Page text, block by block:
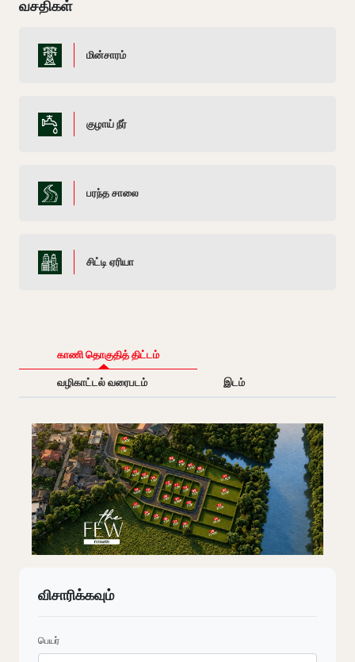
வசதிகள்
மின்சாரம்
குழாய் நீர்
பரந்த சாலை
சிட்டி ஏரியா
காணி தொகுதித் திட்டம்
வழிகாட்டல் வரைபடம்
இடம்
விசாரிக்கவும்
பெயர்